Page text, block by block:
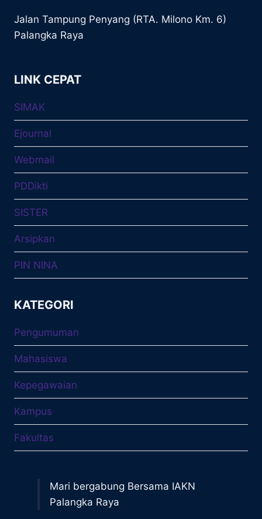
Jalan Tampung Penyang (RTA. Milono Km. 6)
Palangka Raya
LINK CEPAT
SIMAK
Ejournal
Webmail
PDDikti
SISTER
Arsipkan
PIN NINA
KATEGORI
Pengumuman
Mahasiswa
Kepegawaian
Kampus
Fakultas
Mari bergabung Bersama IAKN
Palangka Raya